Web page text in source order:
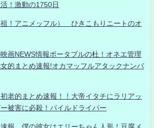
！激動の1750日
！アニメッフル） ひきこもりニートのオ
画NEWS情報ポータブルの杜！オネエ管理
的まとめ速報!オカマッフルアタックナンバ
老的まとめ速報！！大帝イタチにラリアッ
被害に必殺！パイルドライバー